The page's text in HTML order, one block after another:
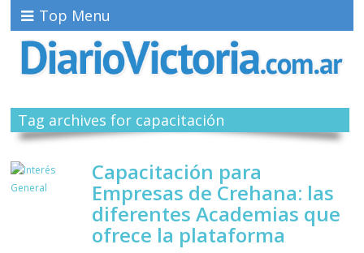
Top Menu
Tag archives for capacitación
Capacitación para
Empresas de Crehana: las
diferentes Academias que
ofrece la plataforma